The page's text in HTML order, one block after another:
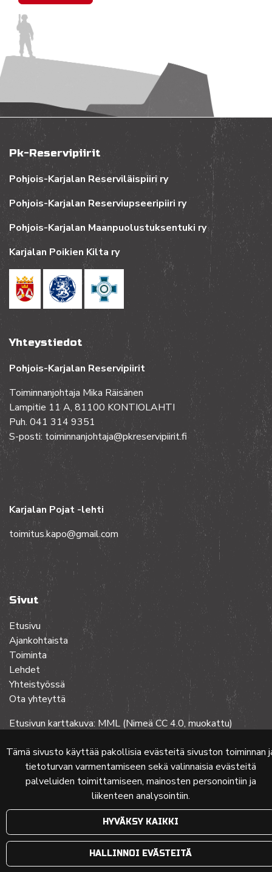
Tämä sivusto käyttää pakollisia evästeitä sivuston toiminnan
tietoturvan varmentamiseen sekä valinnaisia evästeitä
palveluiden toimittamiseen, mainosten personointiin ja
liikenteen analysointiin.
HYVÄKSY KAIKKI
HALLINNOI EVÄSTEITÄ
Pk-Reservipiirit
Pohjois-Karjalan Reserviläispiiri ry
Pohjois-Karjalan Reserviupseeripiiri ry
Pohjois-Karjalan Maanpuolustuksentuki ry
Karjalan Poikien Kilta ry
Yhteystiedot
Pohjois-Karjalan Reservipiirit
Toiminnanjohtaja Mika Räisänen
Lampitie 11 A, 81100 KONTIOLAHTI
Puh. 041 314 9351
S-posti: toiminnanjohtaja@pkreservipiirit.fi
Karjalan Pojat -lehti
toimitus.kapo@gmail.com
Sivut
Etusivu
Ajankohtaista
Toiminta
Lehdet
Yhteistyössä
Ota yhteyttä
Etusivun karttakuva: MML (Nimeä CC 4.0, muokattu)
© 2024 PKMT | VerkkosivuatFlow Oy